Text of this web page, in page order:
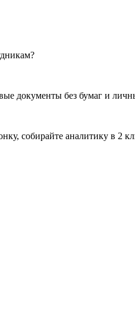
документы без бумаг и
собирайте аналитику в 2